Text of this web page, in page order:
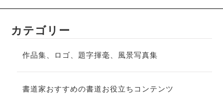
カテゴリー
作品集、ロゴ、題字揮毫、風景写真集
書道家おすすめの書道お役立ちコンテンツ